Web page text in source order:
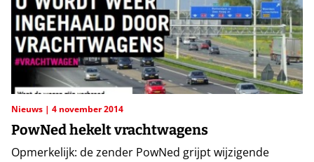
Nieuws 4 november 2014
PowNed hekelt vrachtwagens
Opmerkelijk: de zender PowNed grijpt wijzigende